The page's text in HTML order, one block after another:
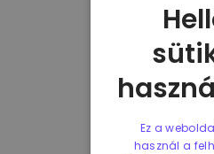
Ez a
használ a